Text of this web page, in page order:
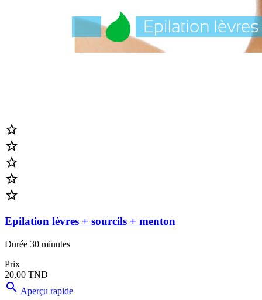





Epilation lèvres + sourcils + menton
Durée 30 minutes
Prix
20,00 TND
 Aperçu rapide